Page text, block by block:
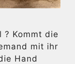
? Kommt die
mit ihr
Hand